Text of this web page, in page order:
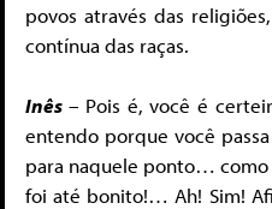
povos através das
contínua das raças.
Inês – Pois é, você é
entendo porque você
para naquele ponto…
foi até bonito!… Ah! Sim!